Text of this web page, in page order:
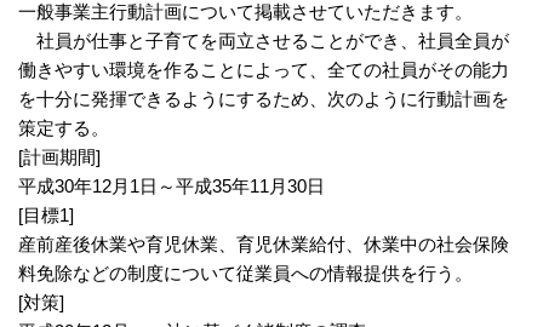
一般事業主行動計画について掲載させていただきます。
社員が仕事と子育てを両立させることができ、社員全員が
働きやすい環境を作ることによって、全ての社員がその能力
を十分に発揮できるようにするため、次のように行動計画を
策定する。
[計画期間]
平成30年12月1日～平成35年11月30日
[目標1]
産前産後休業や育児休業、育児休業給付、休業中の社会保険
料免除などの制度について従業員への情報提供を行う。
[対策]